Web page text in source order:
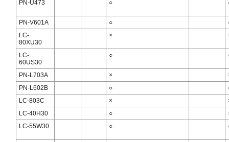
PN-U473
○
PN-V601A ○
LC-
80XU30
×
LC-
60US30
○
PN-L703A ×
PN-L602B
○
LC-803C
×
LC-40H30
○
LC-55W30
○